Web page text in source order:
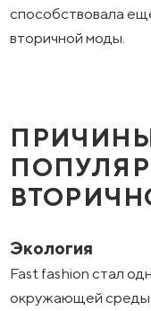
способствовала
вторичной моды.
Экология
Fast fashion стал
окружающей